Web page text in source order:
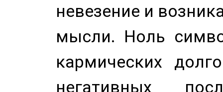
невезение и
мысли. Ноль
кармических
негативных